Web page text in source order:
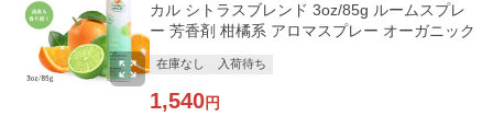
カル シトラスブレンド 3oz/85g ルームスプレ
ー 芳香剤 柑橘系 アロマスプレー オーガニック
在庫なし 入荷待ち
1,540円